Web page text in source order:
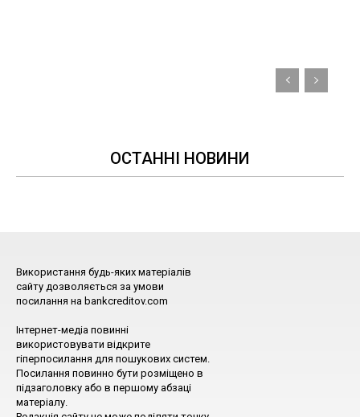
ОСТАННІ НОВИНИ
Використання будь-яких матеріалів
сайту дозволяється за умови
посилання на bankcreditov.com
Інтернет-медіа повинні
використовувати відкрите
гіперпосилання для пошукових систем.
Посилання повинно бути розміщено в
підзаголовку або в першому абзаці
матеріалу.